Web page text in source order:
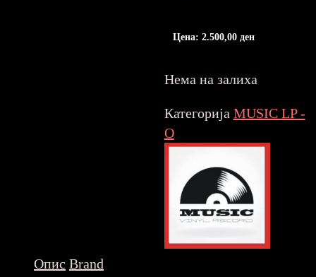
Цена: 2.500,00 ден
Нема на залиха
Категорија MUSIC LP -
O
Опис Brand